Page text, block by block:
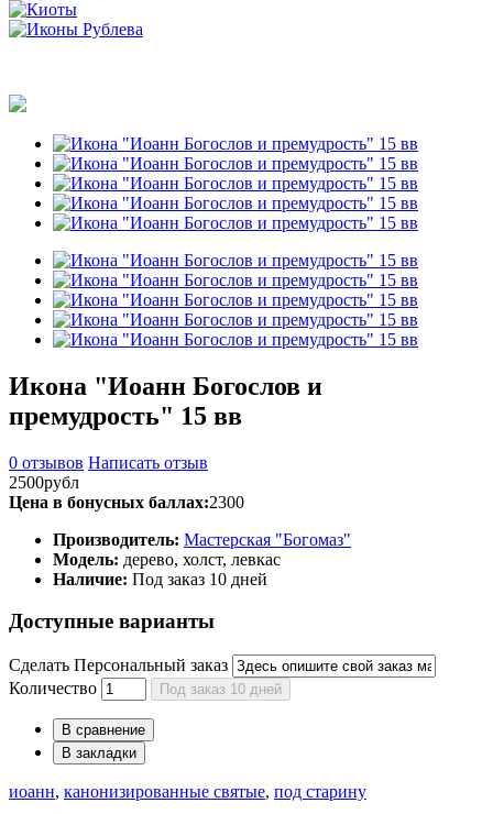
Икона "Иоанн Богослов и
премудрость" 15 вв
0 отзывов Написать отзыв
2500рубл
Цена в бонусных баллах:2300
Производитель: Мастерская "Богомаз"
Модель: дерево, холст, левкас
Наличие: Под заказ 10 дней
Доступные варианты
Сделать Персональный заказ
Количество
Под заказ 10 дней
В сравнение
В закладки
иоанн, канонизированные святые, под старину